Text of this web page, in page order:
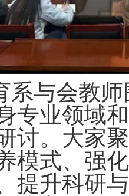
系与会教师
专业领域
讨。大家
模式、强
提升科研